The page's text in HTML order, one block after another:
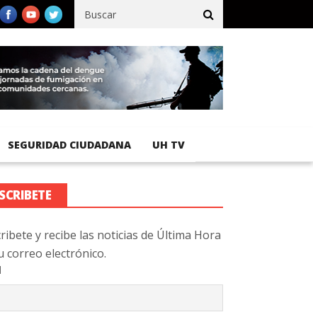
92 % de avance en obras de terracería
SEGURIDAD CIUDADANA UH TV
y recibe las noticias de Última Hora
correo electrónico.